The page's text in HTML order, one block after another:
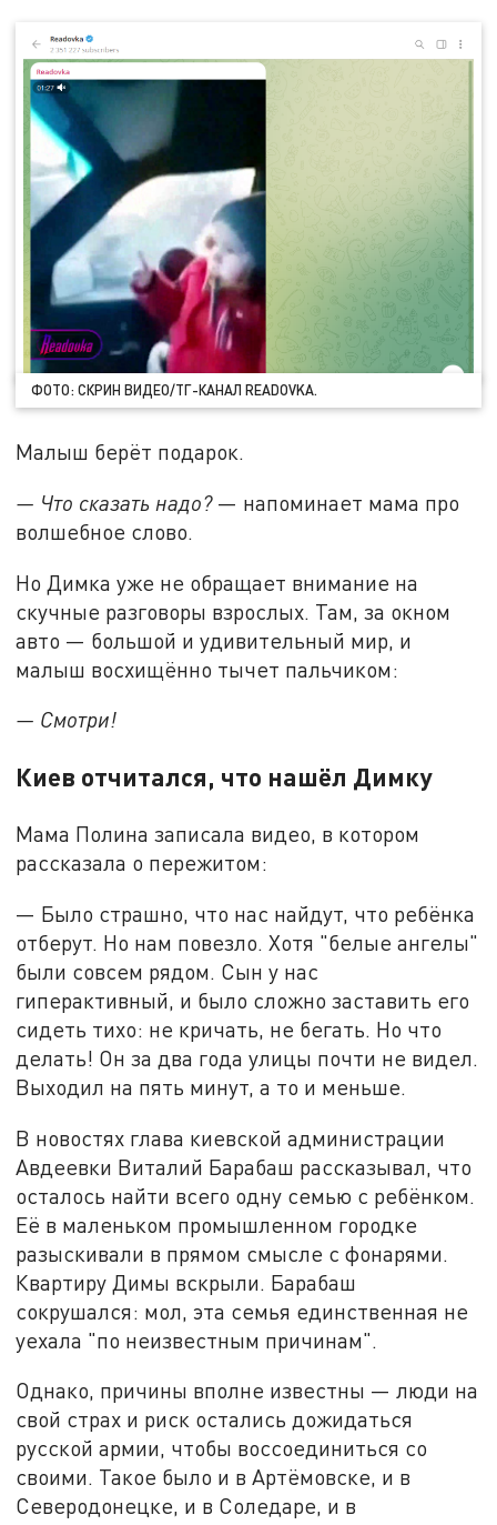
ФОТО: СКРИН ВИДЕО/ТГ-КАНАЛ READOVKA.
Малыш берёт подарок.
— Что сказать надо?— напоминает мама про
волшебное слово.
Но Димка уже не обращает внимание на
скучные разговоры взрослых. Там, за окном
авто — большой и удивительный мир, и
малыш восхищённо тычет пальчиком:
— Смотри!
Киев отчитался, что нашёл Димку
Мама Полина записала видео, в котором
рассказала о пережитом:
— Было страшно, что нас найдут, что ребёнка
отберут. Но нам повезло. Хотя "белые ангелы"
были совсем рядом. Сын у нас
гиперактивный, и было сложно заставить его
сидеть тихо: не кричать, не бегать. Но что
делать! Он за два года улицы почти не видел.
Выходил на пять минут, а то и меньше.
В новостях глава киевской администрации
Авдеевки Виталий Барабаш рассказывал, что
осталось найти всего одну семью с ребёнком.
Её в маленьком промышленном городке
разыскивали в прямом смысле с фонарями.
Квартиру Димы вскрыли. Барабаш
сокрушался: мол, эта семья единственная не
уехала "по неизвестным причинам".
Однако, причины вполне известны — люди на
свой страх и риск остались дожидаться
русской армии, чтобы воссоединиться со
своими. Такое было и в Артёмовске, и в
Северодонецке, и в Соледаре, и в